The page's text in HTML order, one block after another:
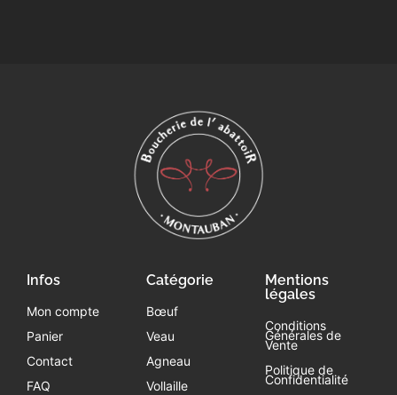
Infos
Mon compte
Panier
Contact
FAQ
Catégorie
Bœuf
Veau
Agneau
Vollaille
Mentions
légales
Conditions
Générales de
Vente
Politique de
Confidentialité